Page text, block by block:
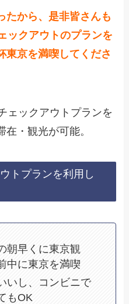
たから、是非皆さんも
ックアウトのプランを
東京を満喫してくださ
ェックアウトプランを
・観光が可能。
トプランを利用し
朝早くに東京観
中に東京を満喫
いし、コンビニで
もOK